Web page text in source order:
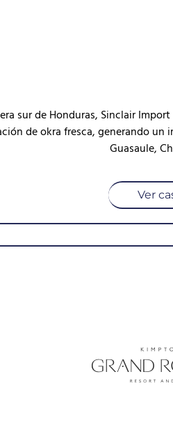
sur de Honduras, Sinclair
de okra fresca, generando
Guasaule,
Ver